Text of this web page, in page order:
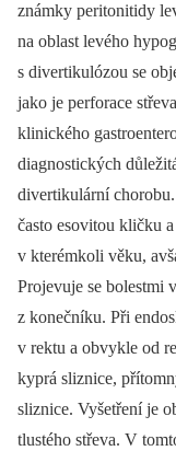
známky peritonitidy
na oblast levého
s divertikulózou se
jako je perforace
klinického
diagnostických
divertikulární
často esovitou kličku
v kterémkoli věku,
Projevuje se bolestmi
z konečníku. Při
v rektu a obvykle od
kyprá sliznice,
sliznice. Vyšetření je
tlustého střeva. V